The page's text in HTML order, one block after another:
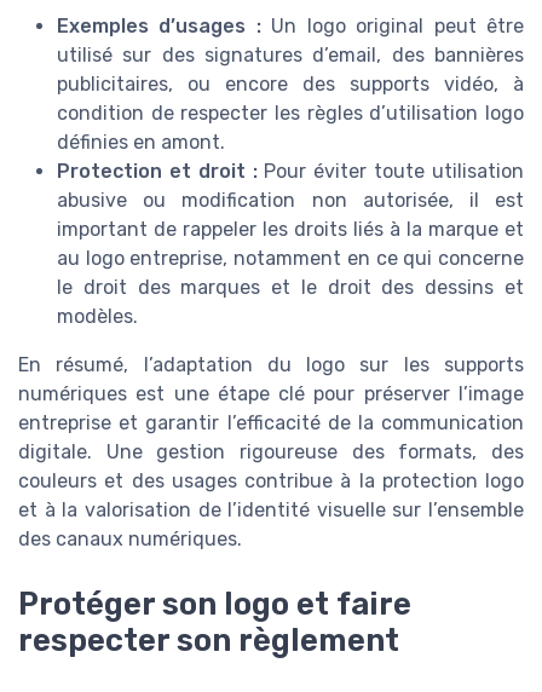
Exemples d’usages :Un logo original peut être
utilisé sur des signatures d’email, des bannières
publicitaires, ou encore des supports vidéo, à
condition de respecter les règles d’utilisation logo
définies en amont.
Protection et droit :Pour éviter toute utilisation
abusive ou modification non autorisée, il est
important de rappeler les droits liés à la marque et
au logo entreprise, notamment en ce qui concerne
le droit des marques et le droit des dessins et
modèles.
En résumé, l’adaptation du logo sur les supports
numériques est une étape clé pour préserver l’image
entreprise et garantir l’efficacité de la communication
digitale. Une gestion rigoureuse des formats, des
couleurs et des usages contribue à la protection logo
et à la valorisation de l’identité visuelle sur l’ensemble
des canaux numériques.
Protéger son logo et faire
respecter son règlement